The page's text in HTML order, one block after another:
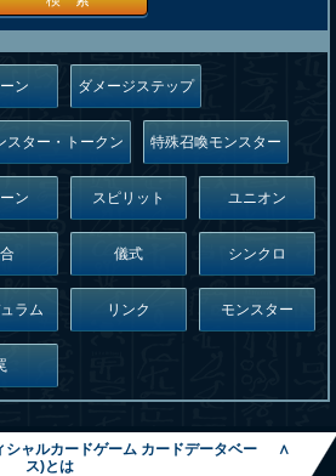
ン ダメージステップ
スター・トークン 特殊召喚モンスター
ン スピリット ユニオン
儀式 シンクロ
ラム リンク モンスター
ャルカードゲーム カードデータベー
ス)とは
∧